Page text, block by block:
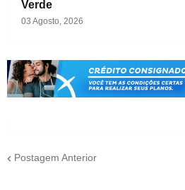
Verde
03 Agosto, 2026
Postagem Anterior